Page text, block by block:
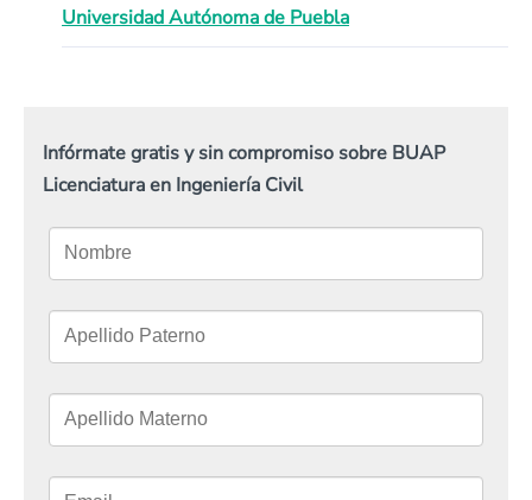
Universidad Autónoma de Puebla
Infórmate gratis y sin compromiso sobre BUAP
Licenciatura en Ingeniería Civil